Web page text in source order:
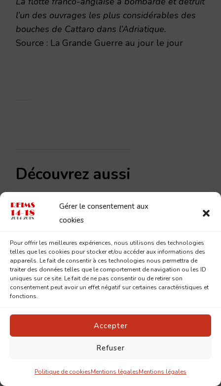
Gérer le consentement aux
cookies
Pour offrir les meilleures expériences, nous utilisons des technologies
telles que les cookies pour stocker et/ou accéder aux informations des
appareils. Le fait de consentir à ces technologies nous permettra de
traiter des données telles que le comportement de navigation ou les ID
uniques sur ce site. Le fait de ne pas consentir ou de retirer son
consentement peut avoir un effet négatif sur certaines caractéristiques et
fonctions.
Accepter
Refuser
Politique de cookiesMentions légalesMentions légales
l’un des ouvrages les plus considérables des
bouches de Cattaro dans l’Adriatique.
Source : La Grande Guerre au jour le jour
Découvrez aussi
Lundi 26
octobre 1914
26 octobre 2014
Dans "1914"
Dimanche 22
novembre
1914
Jeudi 12